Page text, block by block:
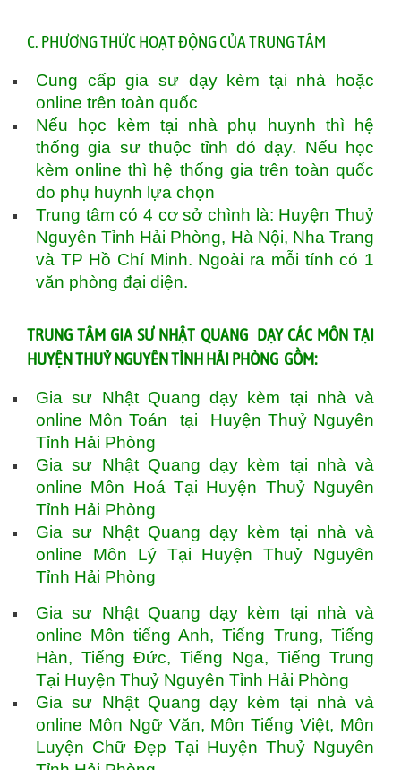
C. PHƯƠNG THỨC HOẠT ĐỘNG CỦA TRUNG TÂM
Cung cấp gia sư dạy kèm tại nhà hoặc
online trên toàn quốc
Nếu học kèm tại nhà phụ huynh thì hệ
thống gia sư thuộc tỉnh đó dạy. Nếu học
kèm online thì hệ thống gia trên toàn quốc
do phụ huynh lựa chọn
Trung tâm có 4 cơ sở chình là: Huyện Thuỷ
Nguyên Tỉnh Hải Phòng, Hà Nội, Nha Trang
và TP Hồ Chí Minh. Ngoài ra mỗi tính có 1
văn phòng đại diện.
TRUNG TÂM GIA SƯ NHẬT QUANG DẠY CÁC MÔN TẠI
HUYỆN THUỶ NGUYÊN TỈNH HẢI PHÒNG GỒM:
Gia sư Nhật Quang dạy kèm tại nhà và
online Môn Toán tại Huyện Thuỷ Nguyên
Tỉnh Hải Phòng
Gia sư Nhật Quang dạy kèm tại nhà và
online Môn Hoá Tại Huyện Thuỷ Nguyên
Tỉnh Hải Phòng
Gia sư Nhật Quang dạy kèm tại nhà và
online Môn Lý Tại Huyện Thuỷ Nguyên
Tỉnh Hải Phòng
Gia sư Nhật Quang dạy kèm tại nhà và
online Môn tiếng Anh, Tiếng Trung, Tiếng
Hàn, Tiếng Đức, Tiếng Nga, Tiếng Trung
Tại Huyện Thuỷ Nguyên Tỉnh Hải Phòng
Gia sư Nhật Quang dạy kèm tại nhà và
online Môn Ngữ Văn, Môn Tiếng Việt, Môn
Luyện Chữ Đẹp Tại Huyện Thuỷ Nguyên